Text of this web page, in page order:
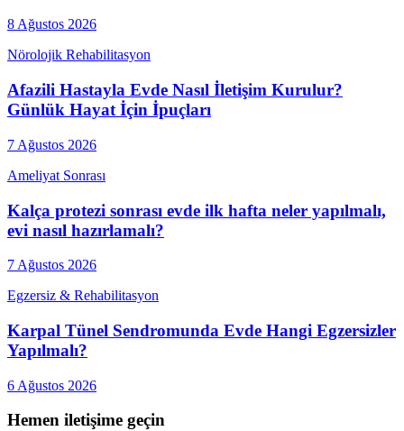
8 Ağustos 2026
Nörolojik Rehabilitasyon
Afazili Hastayla Evde Nasıl İletişim Kurulur?
Günlük Hayat İçin İpuçları
7 Ağustos 2026
Ameliyat Sonrası
Kalça protezi sonrası evde ilk hafta neler yapılmalı,
evi nasıl hazırlamalı?
7 Ağustos 2026
Egzersiz & Rehabilitasyon
Karpal Tünel Sendromunda Evde Hangi Egzersizler
Yapılmalı?
6 Ağustos 2026
Hemen iletişime geçin